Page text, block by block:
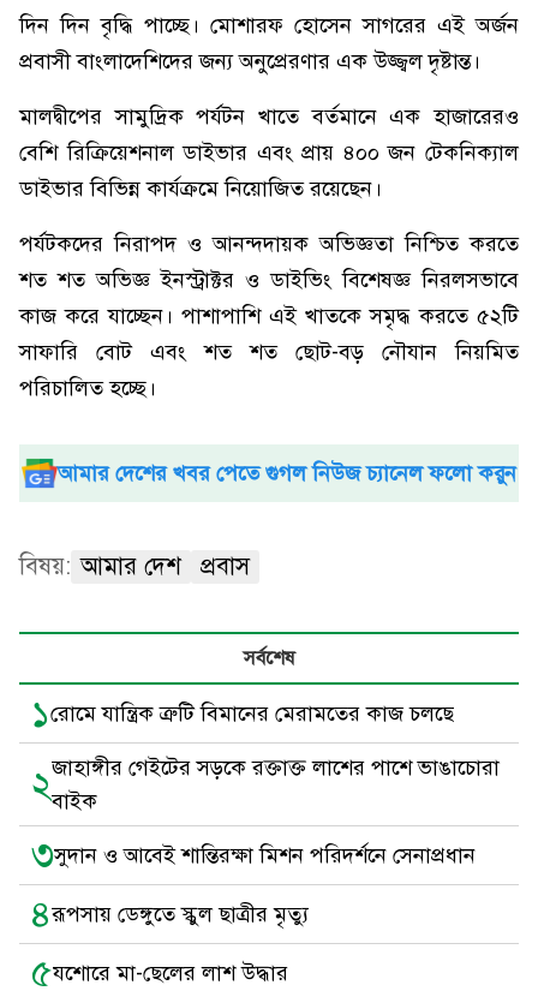
দিন দিন বৃদ্ধি পাচ্ছে। মোশারফ হোসেন সাগরের এই অর্জন
প্রবাসী বাংলাদেশিদের জন্য অনুপ্রেরণার এক উজ্জ্বল দৃষ্টান্ত।
মালদ্বীপের সামুদ্রিক পর্যটন খাতে বর্তমানে এক হাজারেরও
বেশি রিক্রিয়েশনাল ডাইভার এবং প্রায় ৪০০ জন টেকনিক্যাল
ডাইভার বিভিন্ন কার্যক্রমে নিয়োজিত রয়েছেন।
পর্যটকদের নিরাপদ ও আনন্দদায়ক অভিজ্ঞতা নিশ্চিত করতে
শত শত অভিজ্ঞ ইনস্ট্রাক্টর ও ডাইভিং বিশেষজ্ঞ নিরলসভাবে
কাজ করে যাচ্ছেন। পাশাপাশি এই খাতকে সমৃদ্ধ করতে ৫২টি
সাফারি বোট এবং শত শত ছোট-বড় নৌযান নিয়মিত
পরিচালিত হচ্ছে।
আমার দেশের খবর পেতে গুগল নিউজ চ্যানেল ফলো করুন
বিষয়: আমার দেশ প্রবাস
সর্বশেষ
১রোমে যান্ত্রিক ত্রুটি বিমানের মেরামতের কাজ চলছে
২জাহাঙ্গীর গেইটের সড়কে রক্তাক্ত লাশের পাশে ভাঙাচোরা
বাইক
৩সুদান ও আবেই শান্তিরক্ষা মিশন পরিদর্শনে সেনাপ্রধান
৪রূপসায় ডেঙ্গুতে স্কুল ছাত্রীর মৃত্যু
৫যশোরে মা-ছেলের লাশ উদ্ধার